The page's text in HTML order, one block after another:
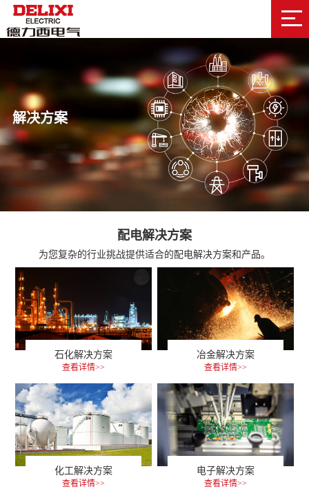
解决方案
配电解决方案
为您复杂的行业挑战提供适合的配电解决方案和产品。
石化解决方案
查看详情>>
冶金解决方案
查看详情>>
化工解决方案
查看详情>>
电子解决方案
查看详情>>